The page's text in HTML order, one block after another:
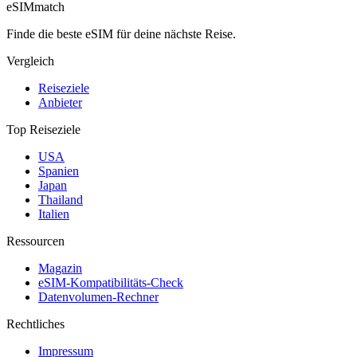
eSIMmatch
Finde die beste eSIM für deine nächste Reise.
Vergleich
Reiseziele
Anbieter
Top Reiseziele
USA
Spanien
Japan
Thailand
Italien
Ressourcen
Magazin
eSIM-Kompatibilitäts-Check
Datenvolumen-Rechner
Rechtliches
Impressum